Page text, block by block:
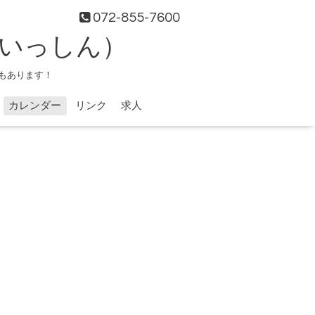
072-855-7600
っしん）
あります！
カレンダー リンク 求人